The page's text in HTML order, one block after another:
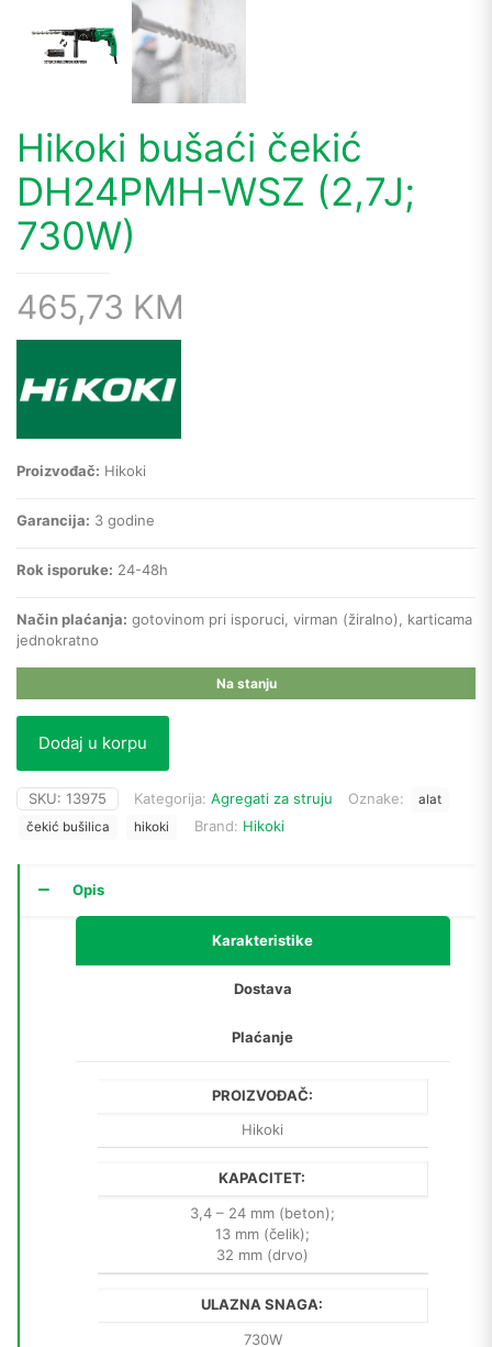
Hikoki bušaći čekić
DH24PMH-WSZ (2,7J;
730W)
465,73 KM
Proizvođač: Hikoki
Garancija: 3 godine
Rok isporuke: 24-48h
Način plaćanja: gotovinom pri isporuci, virman (žiralno), karticama
jednokratno
Na stanju
Dodaj u korpu
SKU: 13975 Kategorija: Agregati za struju Oznake:
alat
čekić bušilica
hikoki Brand: Hikoki
Opis
Karakteristike
Dostava
Plaćanje
PROIZVOĐAČ:
Hikoki
KAPACITET:
3,4 – 24 mm (beton);
13 mm (čelik);
32 mm (drvo)
ULAZNA SNAGA:
730W